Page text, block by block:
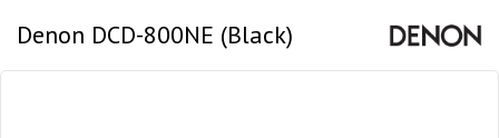
Denon DCD-800NE (Black)